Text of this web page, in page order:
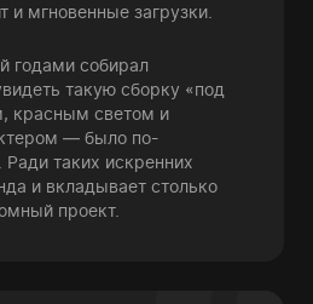
мгновенные загрузки.
годами собирал
такую сборку «под
красным светом и
— было по-
таких искренних
и вкладывает столько
проект.